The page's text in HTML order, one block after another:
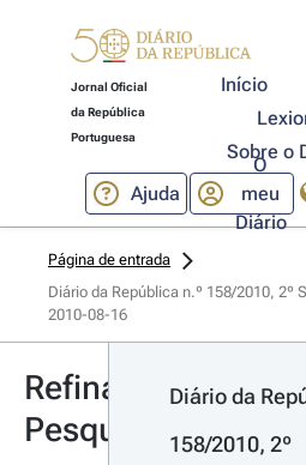
Jornal Oficial
da República
Portuguesa
Início
Sobre o
Ajuda
O
meu
Diário
Página de entrada
Diário da República n.º 158/2010, 2º
2010-08-16
Refinar
Pesquisa
Diário da
158/2010, 2º